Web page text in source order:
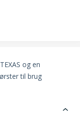
og en
til brug